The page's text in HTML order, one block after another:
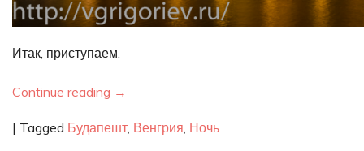
Итак, приступаем.
Continue reading →
| Tagged Будапешт, Венгрия, Ночь